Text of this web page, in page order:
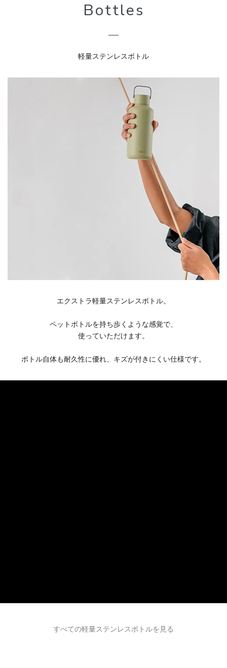
Bottles
軽量ステンレスボトル
エクストラ軽量ステンレスボトル。
ペットボトルを持ち歩くような感覚で、
使っていただけます。
ボトル自体も耐久性に優れ、キズが付きにくい仕様です。
すべての軽量ステンレスボトルを見る